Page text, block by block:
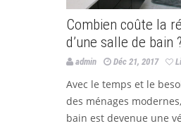
Combien coûte la
d’une salle de bain ?
admin Déc 21, 2017
Avec le temps et le
des ménages
bain est devenue une